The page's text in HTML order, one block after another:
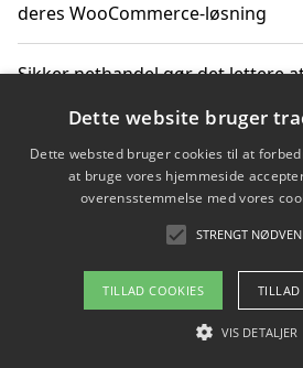
deres WooCommerce-løsning
Sikker nethandel gør det lettere
Ting du bør vide før du vælger
Copyright 2026 -
Om / kontakt
Blog
Dette website bruger
Dette websted bruger cookies til at
at bruge vores hjemmeside
overensstemmelse med vores
STRENGT
TILLAD COOKIES TILLAD
VIS DETALJER